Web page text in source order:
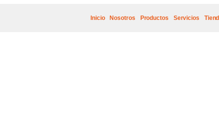
Inicio Nosotros Productos Servicios